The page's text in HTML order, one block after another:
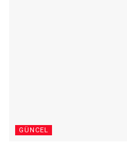
GÜNCEL